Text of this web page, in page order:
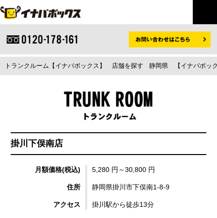
トランクルーム【イナバボックス】 店舗を探す 静岡県 【イナバボッ
掛川下俣南店
月額価格(税込) 5,280 円～30,800 円
住所 静岡県掛川市下俣南1-8-9
アクセス 掛川駅から徒歩13分